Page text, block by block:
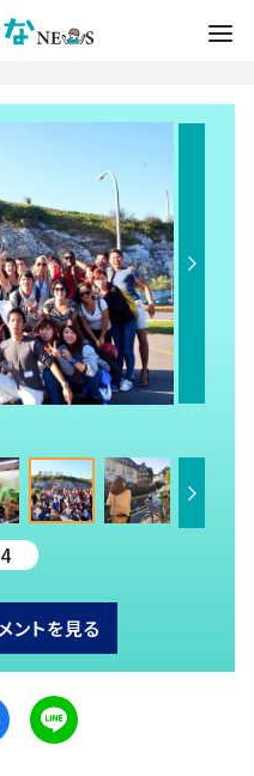
ントを見る